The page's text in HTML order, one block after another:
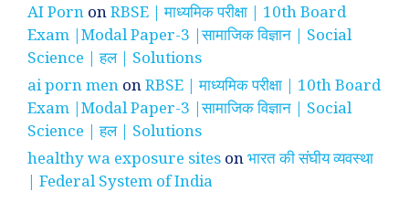
AI Porn onRBSE | माध्यमिक परीक्षा | 10th Board
Exam |Modal Paper-3 |सामाजिक विज्ञान | Social
Science | हल | Solutions
ai porn men onRBSE | माध्यमिक परीक्षा | 10th Board
Exam |Modal Paper-3 |सामाजिक विज्ञान | Social
Science | हल | Solutions
healthy wa exposure sites onभारत की संघीय व्यवस्था
| Federal System of India